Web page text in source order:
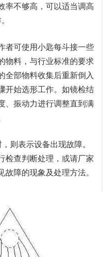
不够高，可以适当调高
者可使用小匙每斗接一些
物料，与行业标准的要求
全部物料收集后重新倒入
开始选形工作。如镜检结
、振动力进行调整直到满
则表示设备出现故障。
检查判断处理，或请厂家
障的现象及处理方法。